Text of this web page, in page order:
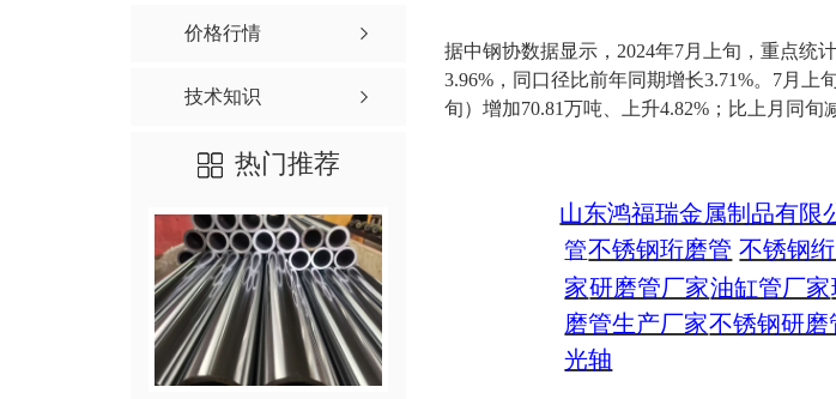
价格行情
技术知识
热门推荐
据中钢协数据显示，2024年7月上旬，重点统
3.96%，同口径比前年同期增长3.71%。7月上
旬）增加70.81万吨、上升4.82%；比上月同旬
山东鸿福瑞金属制品有限
管不锈钢珩磨管 不锈钢
家研磨管厂家油缸管厂家
磨管生产厂家不锈钢研磨
光轴